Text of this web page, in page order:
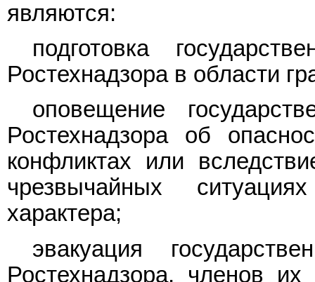
являются:
подготовка
Ростехнадзора в области
оповещение
Ростехнадзора об
конфликтах или
чрезвычайных
характера;
эвакуация
Ростехнадзора, членов